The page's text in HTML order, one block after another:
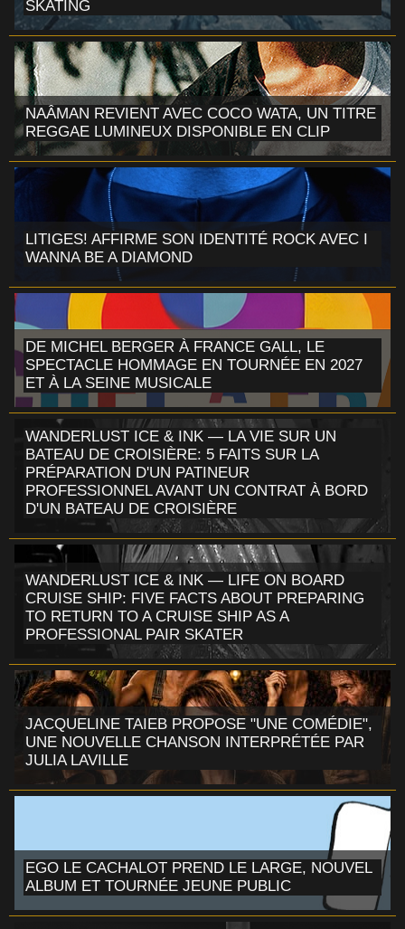
SKATING
NAÂMAN REVIENT AVEC COCO WATA, UN TITRE
REGGAE LUMINEUX DISPONIBLE EN CLIP
LITIGES! AFFIRME SON IDENTITÉ ROCK AVEC I
WANNA BE A DIAMOND
DE MICHEL BERGER À FRANCE GALL, LE
SPECTACLE HOMMAGE EN TOURNÉE EN 2027
ET À LA SEINE MUSICALE
WANDERLUST ICE & INK — LA VIE SUR UN
BATEAU DE CROISIÈRE: 5 FAITS SUR LA
PRÉPARATION D'UN PATINEUR
PROFESSIONNEL AVANT UN CONTRAT À BORD
D'UN BATEAU DE CROISIÈRE
WANDERLUST ICE & INK — LIFE ON BOARD
CRUISE SHIP: FIVE FACTS ABOUT PREPARING
TO RETURN TO A CRUISE SHIP AS A
PROFESSIONAL PAIR SKATER
JACQUELINE TAIEB PROPOSE "UNE COMÉDIE",
UNE NOUVELLE CHANSON INTERPRÉTÉE PAR
JULIA LAVILLE
EGO LE CACHALOT PREND LE LARGE, NOUVEL
ALBUM ET TOURNÉE JEUNE PUBLIC